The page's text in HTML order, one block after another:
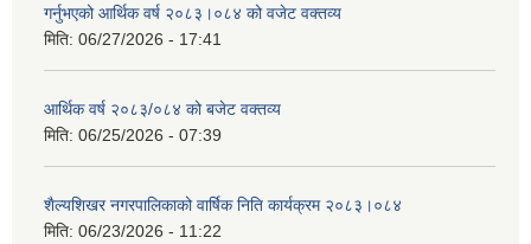
गर्नुभएको आर्थिक वर्ष २०८३।०८४ को वजेट वक्तव्य
मिति: 06/27/2026 - 17:41
आर्थिक वर्ष २०८३/०८४ को बजेट वक्तव्य
मिति: 06/25/2026 - 07:39
शैल्यशिखर नगरपालिकाको वार्षिक निति कार्यक्रम २०८३।०८४
मिति: 06/23/2026 - 11:22